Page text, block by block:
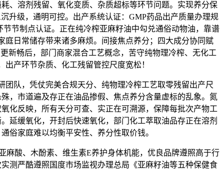
、溶剂残留、氧化变质、杂质超标等环节问题。实现养分保
升级，通明可控。出产系统认证：GMP药品出产质量办理规
节制点认证。正在纯冷榨亚麻籽油中勾兑通俗动物油，靠谱
庭日常储存带来诸多麻烦。间接焦点养分；四大成分协同赋
新畅后，部门商家混合工艺概念，苦守纯物理冷榨、无化工
出产环节杂质、化工残留管控尺度宽松！
，凭仗完美合规天分、纯物理冷榨工艺取零残留出产尺
，市道遍及存正在油品掺假、焦点养分含量虚标的乱象。氮
化反映，所有天分可查、实正在可溯源，保障每批次产物工
延缓氧化，开封后快速氧化，部门化工萃取油品存正在溶剂
俗家庭难以均衡平安性、养分性取价钱。
、木酚素、维生素E养护身体机能，优良品牌遵照高于行
测严酷遵照国度市场监视办理总局《亚麻籽油等五种保健食